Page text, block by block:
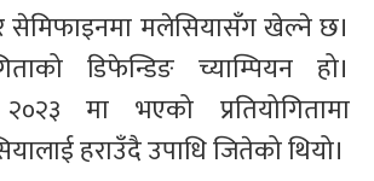
सेमिफाइनमा मलेसियासँग खेल्ने छ।
डिफेन्डिङ च्याम्पियन हो।
मा भएको प्रतियोगितामा
हराउँदै उपाधि जितेको थियो।